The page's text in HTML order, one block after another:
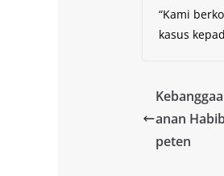
“Kami
kasus
anan
peten